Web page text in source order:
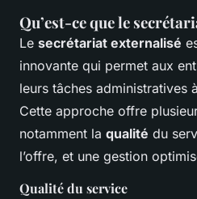
Qu’est-ce que le
Le secrétariat externalisé
innovante qui permet aux
leurs tâches administratives
Cette approche offre
notamment la qualité du
l’offre, et une gestion
Qualité du service